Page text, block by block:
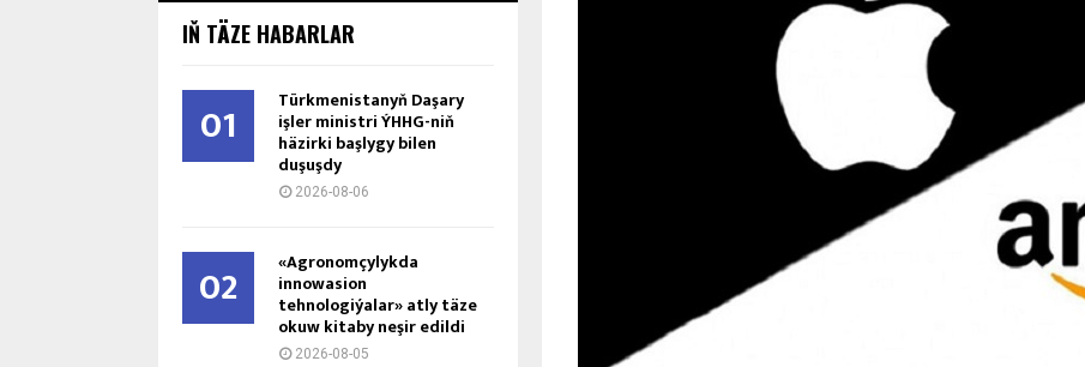
IŇ TÄZE HABARLAR
01 Türkmenistanyň Daşary
işler ministri ÝHHG-niň
häzirki başlygy bilen
duşuşdy
2026-08-06
02 «Agronomçylykda
innowasion
tehnologiýalar» atly täze
okuw kitaby neşir edildi
2026-08-05